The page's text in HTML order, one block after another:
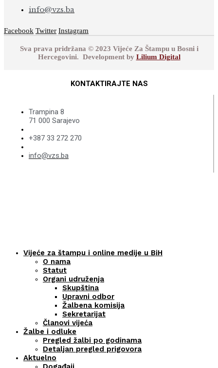
info@vzs.ba
Facebook Twitter Instagram
Sva prava pridržana © 2023 Vijeće Za Štampu u Bosni i
Hercegovini. Development by Lilium Digital
KONTAKTIRAJTE NAS
Trampina 8
71 000 Sarajevo
+387 33 272 270
info@vzs.ba
Vijeće za štampu i online medije u BiH
O nama
Statut
Organi udruženja
Skupština
Upravni odbor
Žalbena komisija
Sekretarijat
Članovi vijeća
Žalbe i odluke
Pregled žalbi po godinama
Detaljan pregled prigovora
Aktuelno